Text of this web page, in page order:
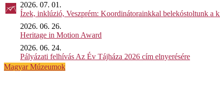
2026. 07. 01.
Ízek, inklúzió, Veszprém: Koordinátorainkkal belekóstoltunk a
2026. 06. 26.
Heritage in Motion Award
2026. 06. 24.
Pályázati felhívás Az Év Tájháza 2026 cím elnyerésére
Magyar Múzeumok